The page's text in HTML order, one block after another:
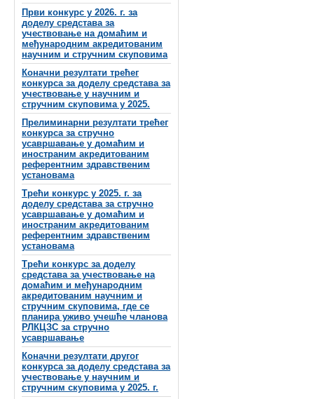
Први конкурс у 2026. г. за
доделу средстава за
учествовање на домаћим и
међународним акредитованим
научним и стручним скуповима
Коначни резултати трећег
конкурса за доделу средстава за
учествовање у научним и
стручним скуповима у 2025.
Прелиминарни резултати трећег
конкурса за стручно
усавршавање у домаћим и
иностраним акредитованим
референтним здравственим
установама
Трећи конкурс у 2025. г. за
доделу средстава за стручно
усавршавање у домаћим и
иностраним акредитованим
референтним здравственим
установама
Трећи конкурс за доделу
средстава за учествовање на
домаћим и међународним
акредитованим научним и
стручним скуповима, где се
планира уживо учешће чланова
РЛКЦЗС за стручно
усавршавање
Коначни резултати другог
конкурса за доделу средстава за
учествовање у научним и
стручним скуповима у 2025. г.